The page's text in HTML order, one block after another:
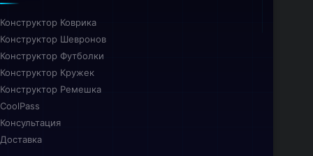
Конструктор Коврика
Конструктор Шевронов
Конструктор Футболки
Конструктор Кружек
Конструктор Ремешка
CoolPass
Консультация
Доставка